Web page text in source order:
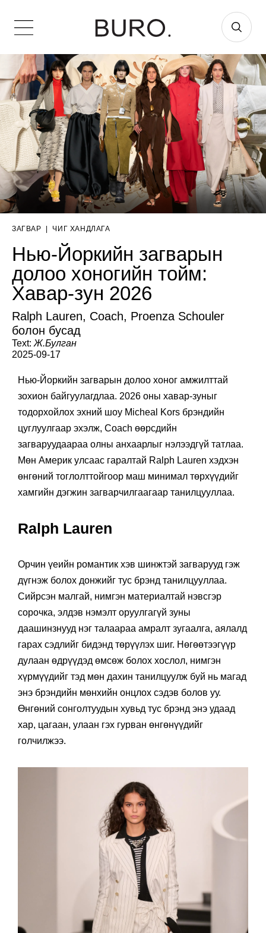
ЗАГВАР ЧИГ ХАНДЛАГА
Нью-Йоркийн загварын
долоо хоногийн тойм:
Хавар-зун 2026
Ralph Lauren, Coach, Proenza Schouler
болон бусад
Text: Ж.Булган
2025-09-17
Нью-Йоркийн загварын долоо хоног амжилттай
зохион байгуулагдлаа. 2026 оны хавар-зуныг
тодорхойлох эхний шоу Micheal Kors брэндийн
цуглуулгаар эхэлж, Coach өөрсдийн
загваруудаараа олны анхаарлыг нэлээдгүй татлаа.
Мөн Америк улсаас гаралтай Ralph Lauren хэдхэн
өнгөний тоглолттойгоор маш минимал төрхүүдийг
хамгийн дэгжин загварчилгаагаар танилцууллаа.
Ralph Lauren
Орчин үеийн романтик хэв шинжтэй загварууд гэж
дүгнэж болох донжийг тус брэнд танилцууллаа.
Сийрсэн малгай, нимгэн материалтай нэвсгэр
сорочка, элдэв нэмэлт оруулгагүй зуны
даашинзнууд нэг талаараа амралт зугаалга, аялалд
гарах сэдлийг бидэнд төрүүлэх шиг. Нөгөөтээгүүр
дулаан өдрүүдэд өмсөж болох хослол, нимгэн
хүрмүүдийг тэд мөн дахин танилцуулж буй нь магад
энэ брэндийн мөнхийн онцлох сэдэв болов уу.
Өнгөний сонголтуудын хувьд тус брэнд энэ удаад
хар, цагаан, улаан гэх гурван өнгөнүүдийг
голчилжээ.